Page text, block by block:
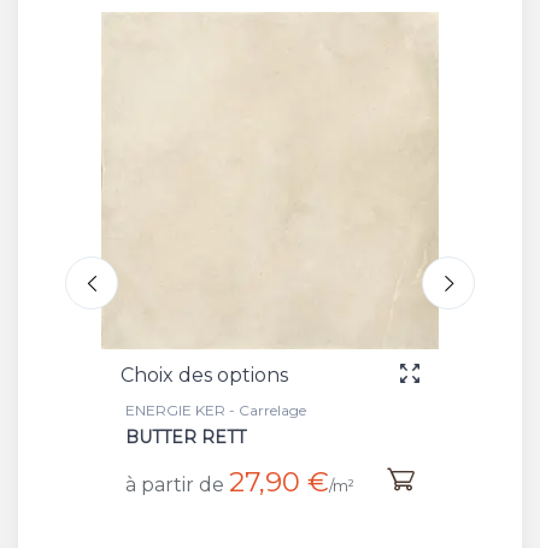
Choix des options
ENERGIE KER - Carrelage
BUTTER RETT
à partir de 27,90 €/m²